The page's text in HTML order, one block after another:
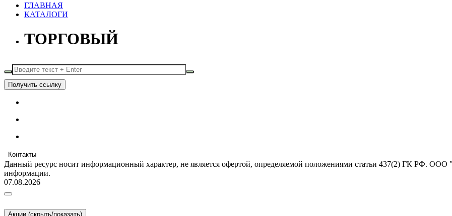
ГЛАВНАЯ
КАТАЛОГИ
ТОРГОВЫЙ
Получить ссылку
Контакты
Данный ресурс носит информационный характер, не является офертой, определяемой положениями статьи 437(2) ГК РФ. ООО
информации.
07.08.2026
Акции (скрыть/показать)